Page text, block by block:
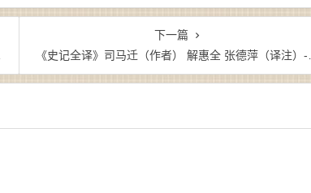
下一篇
《史记全译》司马迁（作者） 解惠全 张德萍（译注）-epub+mobi